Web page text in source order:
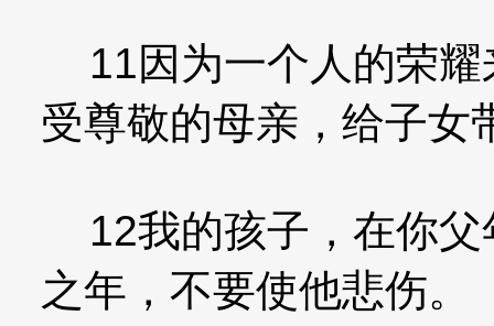
11因为一个人的荣耀
受尊敬的母亲，给子女
12我的孩子，在你父
之年，不要使他悲伤。